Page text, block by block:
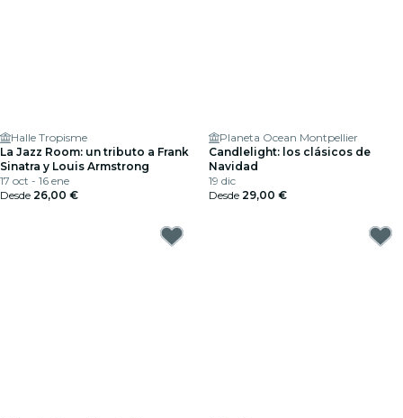
Halle Tropisme
La Jazz Room: un tributo a Frank
Sinatra y Louis Armstrong
17 oct - 16 ene
Desde 26,00 €
Planeta Ocean Montpellier
Candlelight: los clásicos de
Navidad
19 dic
Desde 29,00 €